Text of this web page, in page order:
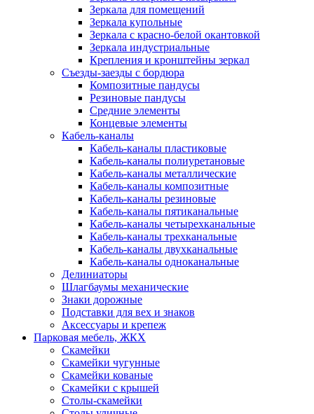
Зеркала для помещений
Зеркала купольные
Зеркала с красно-белой окантовкой
Зеркала индустриальные
Крепления и кронштейны зеркал
Съезды-заезды с бордюра
Композитные пандусы
Резиновые пандусы
Средние элементы
Концевые элементы
Кабель-каналы
Кабель-каналы пластиковые
Кабель-каналы полиуретановые
Кабель-каналы металлические
Кабель-каналы композитные
Кабель-каналы резиновые
Кабель-каналы пятиканальные
Кабель-каналы четырехканальные
Кабель-каналы трехканальные
Кабель-каналы двухканальные
Кабель-каналы одноканальные
Делиниаторы
Шлагбаумы механические
Знаки дорожные
Подставки для вех и знаков
Аксессуары и крепеж
Парковая мебель, ЖКХ
Скамейки
Скамейки чугунные
Скамейки кованые
Скамейки с крышей
Столы-скамейки